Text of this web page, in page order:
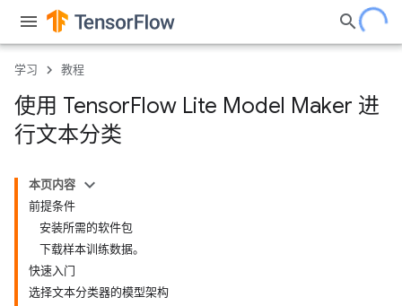
学习 教程
使用 TensorFlow Lite Model Maker 进
行文本分类
本页内容
前提条件
安装所需的软件包
下载样本训练数据。
快速入门
选择文本分类器的模型架构